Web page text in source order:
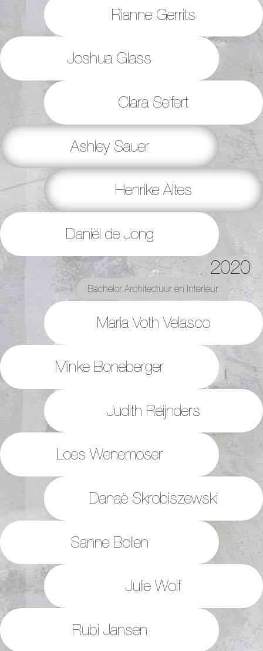
Rianne Gerrits
Joshua Glass
Clara Seifert
Ashley Sauer
Henrike Altes
Daniël de Jong
2020
Bachelor Architectuur en Interieur
Maria Voth Velasco
Minke Boneberger
Judith Reijnders
Loes Wenemoser
Danaë Skrobiszewski
Sanne Bollen
Julie Wolf
Rubi Jansen